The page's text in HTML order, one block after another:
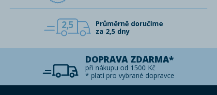
2,5
Průměrně doručíme
za 2,5 dny
DOPRAVA ZDARMA*
při nákupu od 1500 Kč
* platí pro vybrané dopravce